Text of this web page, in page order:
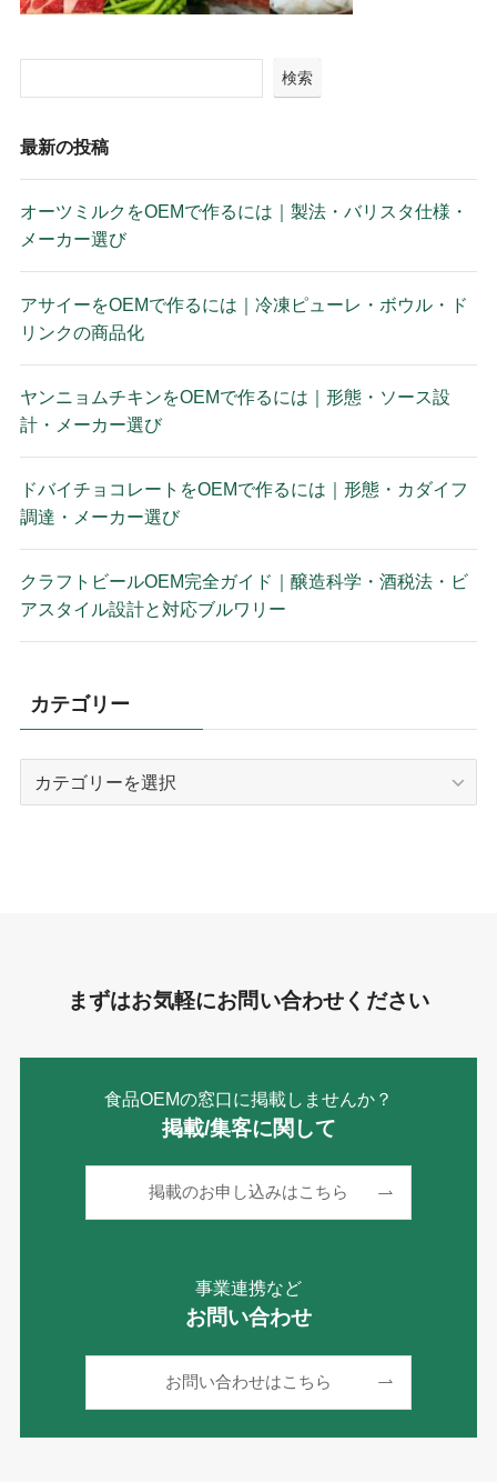
検索
最新の投稿
オーツミルクをOEMで作るには｜製法・バリスタ仕様・
メーカー選び
アサイーをOEMで作るには｜冷凍ピューレ・ボウル・ド
リンクの商品化
ヤンニョムチキンをOEMで作るには｜形態・ソース設
計・メーカー選び
ドバイチョコレートをOEMで作るには｜形態・カダイフ
調達・メーカー選び
クラフトビールOEM完全ガイド｜醸造科学・酒税法・ビ
アスタイル設計と対応ブルワリー
カテゴリー
まずはお気軽にお問い合わせください
食品OEMの窓口に掲載しませんか？
掲載/集客に関して
掲載のお申し込みはこちら
事業連携など
お問い合わせ
お問い合わせはこちら